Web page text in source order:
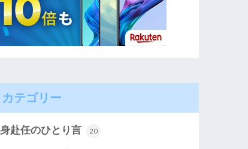
カテゴリー
赴任のひとり言 20